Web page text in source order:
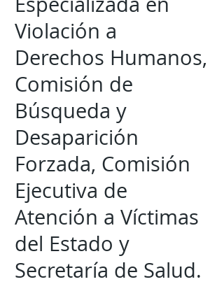
Violación a
Derechos Humanos,
Comisión de
Búsqueda y
Desaparición
Forzada, Comisión
Ejecutiva de
Atención a Víctimas
del Estado y
Secretaría de Salud.